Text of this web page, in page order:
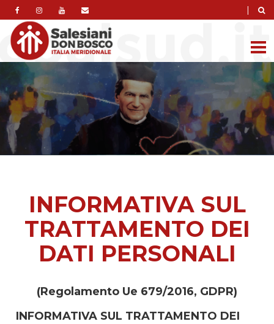
|
INFORMATIVA SUL
TRATTAMENTO DEI
DATI PERSONALI
(Regolamento Ue 679/2016, GDPR)
INFORMATIVA SUL TRATTAMENTO DEI